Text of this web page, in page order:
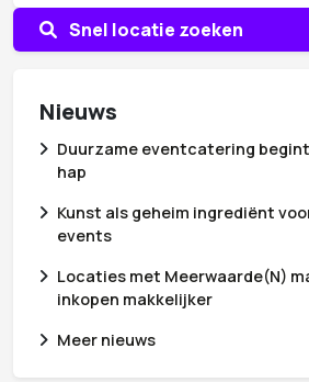
Snel locatie zoeken
Nieuws
Duurzame eventcatering
hap
Kunst als geheim ingrediënt
events
Locaties met Meerwaarde(N)
inkopen makkelijker
Meer nieuws